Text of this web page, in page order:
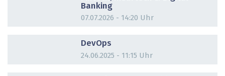
Banking
07.07.2026 - 14:20 Uhr
DevOps
24.06.2025 - 11:15 Uhr